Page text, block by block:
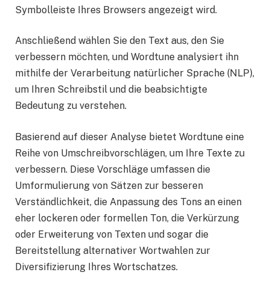
Symbolleiste Ihres Browsers angezeigt wird.
Anschließend wählen Sie den Text aus, den Sie
verbessern möchten, und Wordtune analysiert ihn
mithilfe der Verarbeitung natürlicher Sprache (NLP),
um Ihren Schreibstil und die beabsichtigte
Bedeutung zu verstehen.
Basierend auf dieser Analyse bietet Wordtune eine
Reihe von Umschreibvorschlägen, um Ihre Texte zu
verbessern. Diese Vorschläge umfassen die
Umformulierung von Sätzen zur besseren
Verständlichkeit, die Anpassung des Tons an einen
eher lockeren oder formellen Ton, die Verkürzung
oder Erweiterung von Texten und sogar die
Bereitstellung alternativer Wortwahlen zur
Diversifizierung Ihres Wortschatzes.